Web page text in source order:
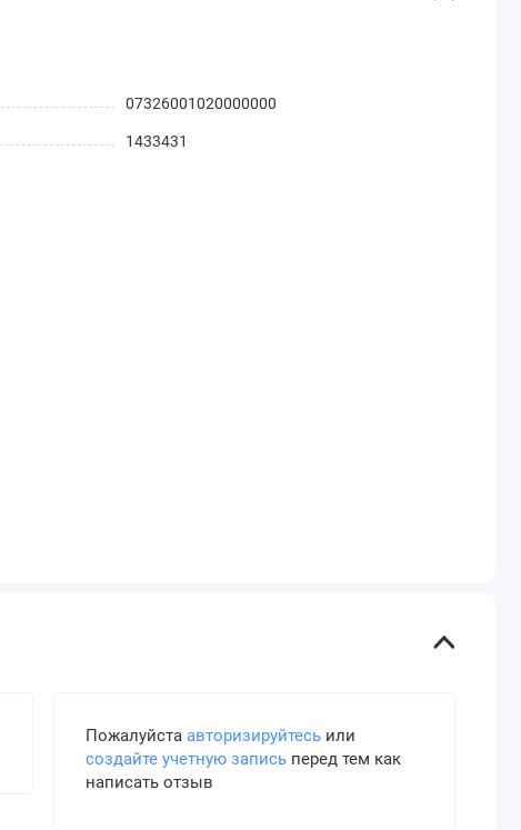
07326001020000000
1433431
Пожалуйста авторизируйтесьили
создайте учетную записьперед тем как
написать отзыв